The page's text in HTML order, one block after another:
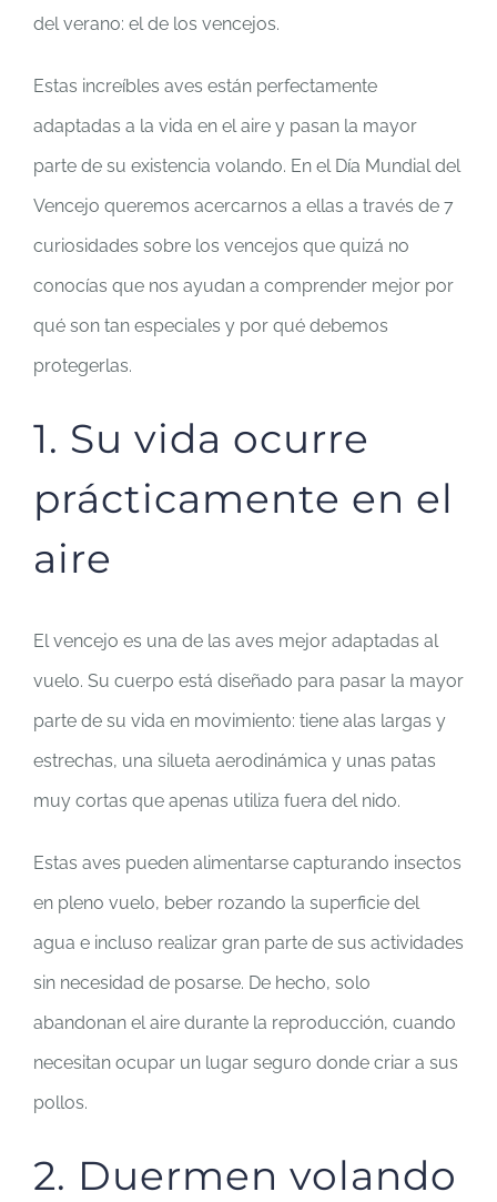
del verano: el de los vencejos.
Estas increíbles aves están perfectamente
adaptadas a la vida en el aire y pasan la mayor
parte de su existencia volando. En el Día Mundial del
Vencejo queremos acercarnos a ellas a través de 7
curiosidades sobre los vencejos que quizá no
conocías que nos ayudan a comprender mejor por
qué son tan especiales y por qué debemos
protegerlas.
1. Su vida ocurre
prácticamente en el
aire
El vencejo es una de las aves mejor adaptadas al
vuelo. Su cuerpo está diseñado para pasar la mayor
parte de su vida en movimiento: tiene alas largas y
estrechas, una silueta aerodinámica y unas patas
muy cortas que apenas utiliza fuera del nido.
Estas aves pueden alimentarse capturando insectos
en pleno vuelo, beber rozando la superficie del
agua e incluso realizar gran parte de sus actividades
sin necesidad de posarse. De hecho, solo
abandonan el aire durante la reproducción, cuando
necesitan ocupar un lugar seguro donde criar a sus
pollos.
2. Duermen volando